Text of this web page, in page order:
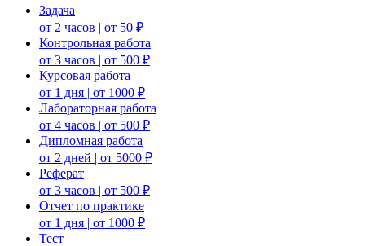
Задача
от 2 часов | от 50 ₽
Контрольная работа
от 3 часов | от 500 ₽
Курсовая работа
от 1 дня | от 1000 ₽
Лабораторная работа
от 4 часов | от 500 ₽
Дипломная работа
от 2 дней | от 5000 ₽
Реферат
от 3 часов | от 500 ₽
Отчет по практике
от 1 дня | от 1000 ₽
Тест